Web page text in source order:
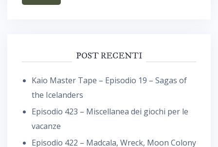
POST RECENTI
Kaio Master Tape – Episodio 19 – Sagas of
the Icelanders
Episodio 423 – Miscellanea dei giochi per le
vacanze
Episodio 422 – Madcala, Wreck, Moon Colony